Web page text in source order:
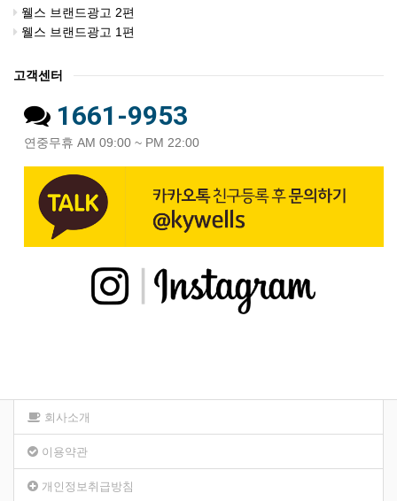
웰스 브랜드광고 2편
웰스 브랜드광고 1편
고객센터
1661-9953
연중무휴 AM 09:00 ~ PM 22:00
회사소개
이용약관
개인정보취급방침